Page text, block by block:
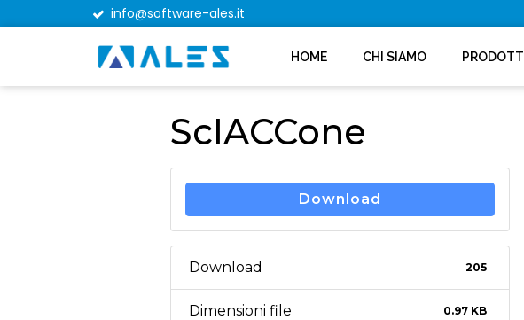
info@software-ales.it
HOME CHI SIAMO PRODOTTI
ScIACCone
Download
Download 205
Dimensioni file 0.97 KB